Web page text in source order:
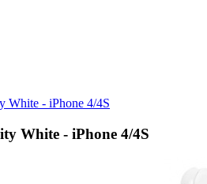
White - iPhone 4/4S
White - iPhone 4/4S